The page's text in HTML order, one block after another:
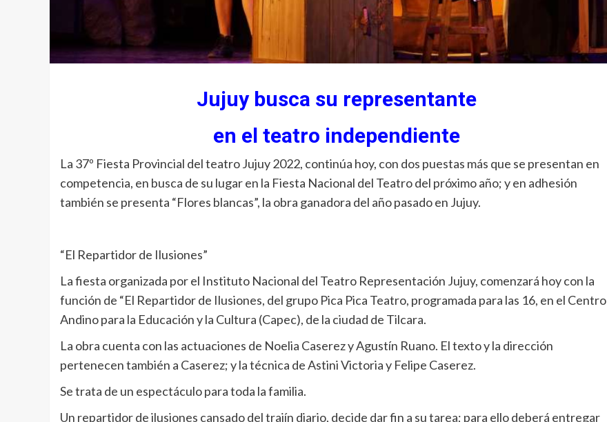
Jujuy busca su representante
en el teatro independiente
La 37º Fiesta Provincial del teatro Jujuy 2022, continúa hoy, con dos puestas más que se presentan en
competencia, en busca de su lugar en la Fiesta Nacional del Teatro del próximo año; y en adhesión
también se presenta “Flores blancas”, la obra ganadora del año pasado en Jujuy.
“El Repartidor de Ilusiones”
La fiesta organizada por el Instituto Nacional del Teatro Representación Jujuy, comenzará hoy con la
función de “El Repartidor de Ilusiones, del grupo Pica Pica Teatro, programada para las 16, en el Centro
Andino para la Educación y la Cultura (Capec), de la ciudad de Tilcara.
La obra cuenta con las actuaciones de Noelia Caserez y Agustín Ruano. El texto y la dirección
pertenecen también a Caserez; y la técnica de Astini Victoria y Felipe Caserez.
Se trata de un espectáculo para toda la familia.
Un repartidor de ilusiones cansado del trajín diario, decide dar fin a su tarea; para ello deberá entregar